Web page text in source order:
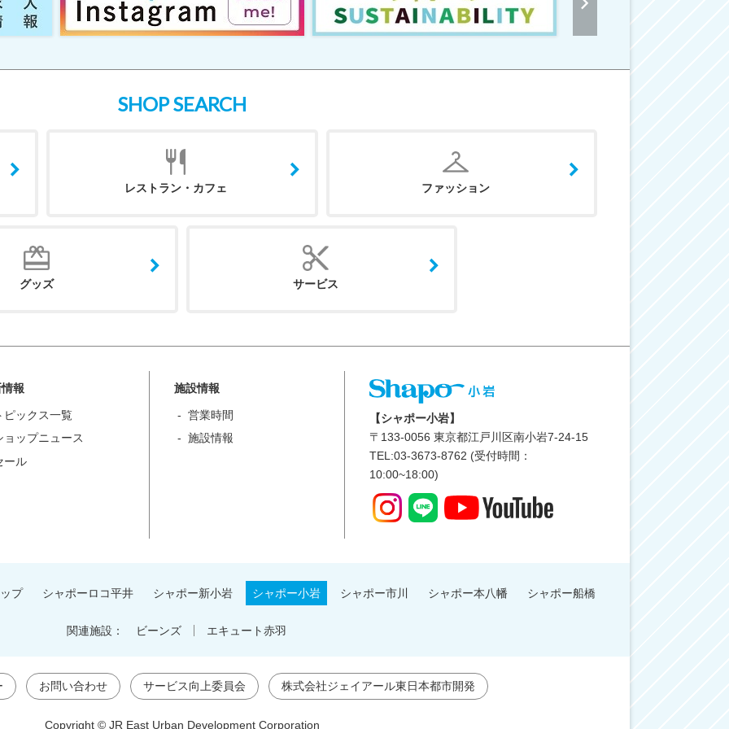
SHOP SEARCH
レストラン・カフェ ファッション
グッズ サービス
報
ピックス一覧
ョップニュース
ール
施設情報
営業時間
施設情報
【シャポー小岩】
〒 133-0056 東京都江戸川区南小岩7-24-15
TEL:03-3673-8762 (受付時間：
10:00~18:00)
プ シャポーロコ平井 シャポー新小岩 シャポー小岩 シャポー市川 シャポー本八幡 シャポー船橋
関連施設： ビーンズ エキュート赤羽
お問い合わせ サービス向上委員会 株式会社ジェイアール東日本都市開発
Copyright © JR East Urban Development Corporation